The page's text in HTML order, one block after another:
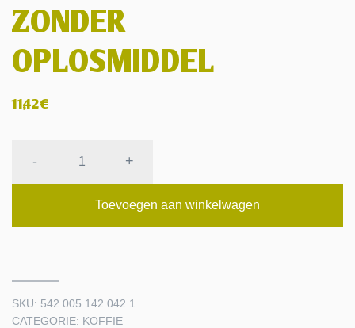
ZONDER
OPLOSMIDDEL
11,42€
OPLOSMIDDEL
quantity
- +
Toevoegen aan winkelwagen
SKU: 542 005 142 042 1
CATEGORIE: KOFFIE